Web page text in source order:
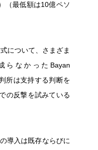
（最低額は10億ペソ
について、さまざま
なかったBayan
所は支持する判断を
の反撃を試みている
導入は既存ならびに